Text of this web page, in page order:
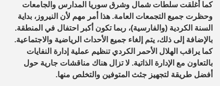
كما أغلقت سلطات شمال وشرق سوريا المدارس والجامعات
وحظرت جميع التجمعات العامة. هذا أمر مهم لأن النيروز، بداية
السنة الكردية (والفارسية)، ربما تكون أكبر احتفال في المنطقة.
بالإضافة إلى ذلك، يتم إلغاء جميع الأحداث الرياضية والاجتماعية.
كما يراقب الهلال الأحمر الكردي تنظيم عملية إدارة النفايات
بالتعاون مع الإدارة الذاتية. لا تزال هناك مناقشات جارية حول
أفضل طريقة لتجهيز جثث المتوفين والتخلص منها.